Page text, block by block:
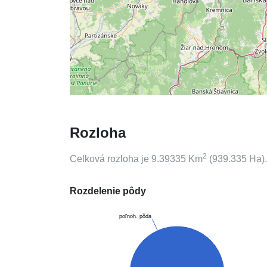
Rozloha
Celková rozloha je 9.39335 Km2 (939.335 Ha).
Rozdelenie pôdy
poľnoh. pôda